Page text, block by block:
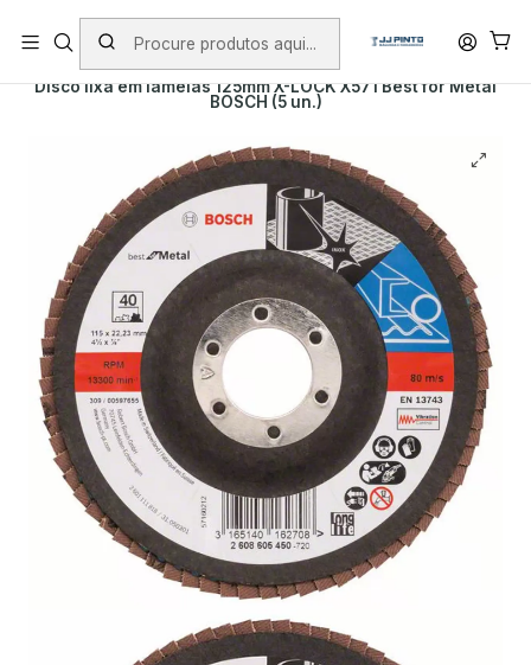
PORTES INCLUÍDOS EM ENCOMENDAS +75€ (excepto ilhas)
Início PRODUTOS ACESSÓRIOS
Disco lixa em lamelas 125mm X-LOCK X571 Best for Metal
BOSCH (5 un.)